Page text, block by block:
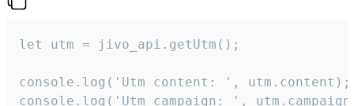
let utm = jivo_api.getUtm();
console.log('Utm content: ', utm.content);
console.log('Utm campaign: ',